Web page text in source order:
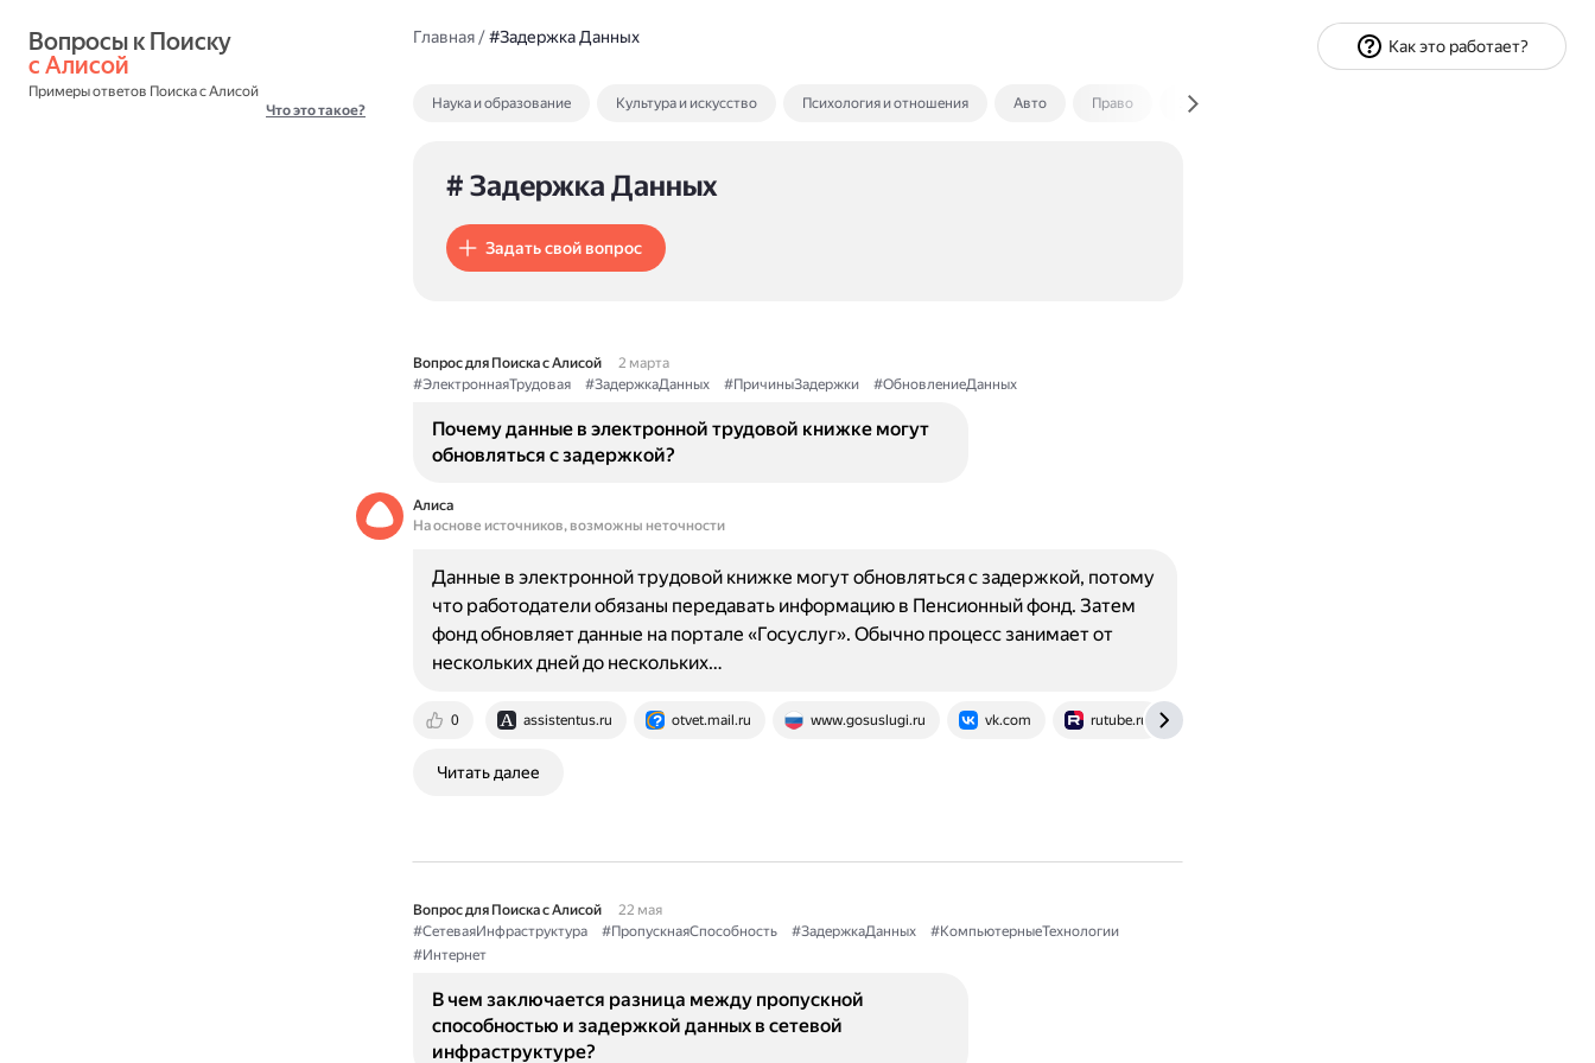
с Алисой
Примеры ответов Поиска с Алисой
Что это такое?
Главная/#Задержка Данных
Наука и образование Культура и искусство Психология и отношения Авто Право Экономика и финансы
# Задержка Данных
Задать свой вопрос
Вопрос для Поиска с Алисой
2 марта
#ЭлектроннаяТрудовая
#ЗадержкаДанных #ПричиныЗадержки #ОбновлениеДанных
Почему данные в электронной трудовой книжке могут
обновляться с задержкой?
Алиса
На основе источников, возможны неточности
0 assistentus.ru otvet.mail.ru www.gosuslugi.ru vk.com rutube.ru
Данные в электронной трудовой книжке могут обновляться с задержкой, потому
что работодатели обязаны передавать информацию в Пенсионный фонд. Затем
фонд обновляет данные на портале «Госуслуг». Обычно процесс занимает от
нескольких дней до нескольких…
Читать далее
Вопрос для Поиска с Алисой
22 мая
#СетеваяИнфраструктура
#ПропускнаяСпособность #ЗадержкаДанных
#КомпьютерныеТехнологии
#Интернет
В чем заключается разница между пропускной
способностью и задержкой данных в сетевой
инфраструктуре?
Как это работает?